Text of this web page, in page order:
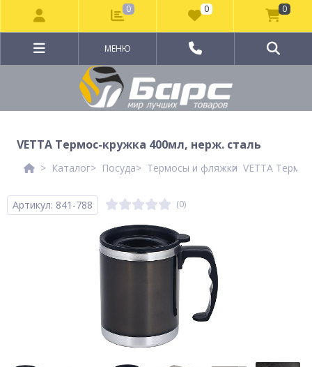
МЕНЮ
VETTA Термос-кружка 400мл, нерж. сталь
Каталог Посуда Термосы и фляжки VETTA
Артикул: 841-788 (0)
0 0 0